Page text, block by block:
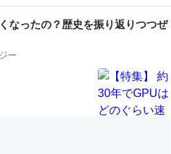
用してメー
なったの？歴史を振り返りつつぜ
ー